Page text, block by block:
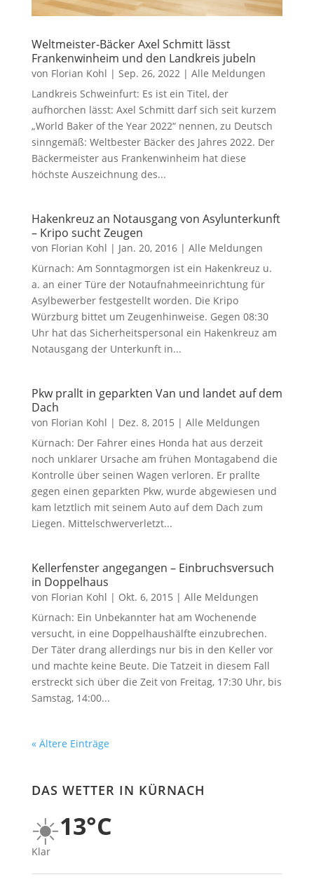
Weltmeister-Bäcker Axel Schmitt lässt
Frankenwinheim und den Landkreis jubeln
von Florian Kohl | Sep. 26, 2022 | Alle Meldungen
Landkreis Schweinfurt: Es ist ein Titel, der
aufhorchen lässt: Axel Schmitt darf sich seit kurzem
„World Baker of the Year 2022“ nennen, zu Deutsch
sinngemäß: Weltbester Bäcker des Jahres 2022. Der
Bäckermeister aus Frankenwinheim hat diese
höchste Auszeichnung des...
Hakenkreuz an Notausgang von Asylunterkunft
– Kripo sucht Zeugen
von Florian Kohl | Jan. 20, 2016| Alle Meldungen
Kürnach: Am Sonntagmorgen ist ein Hakenkreuz u.
a. an einer Türe der Notaufnahmeeinrichtung für
Asylbewerber festgestellt worden. Die Kripo
Würzburg bittet um Zeugenhinweise. Gegen 08:30
Uhr hat das Sicherheitspersonal ein Hakenkreuz am
Notausgang der Unterkunft in...
Pkw prallt in geparkten Van und landet auf dem
Dach
von Florian Kohl | Dez. 8, 2015 | Alle Meldungen
Kürnach: Der Fahrer eines Honda hat aus derzeit
noch unklarer Ursache am frühen Montagabend die
Kontrolle über seinen Wagen verloren. Er prallte
gegen einen geparkten Pkw, wurde abgewiesen und
kam letztlich mit seinem Auto auf dem Dach zum
Liegen. Mittelschwerverletzt...
Kellerfenster angegangen – Einbruchsversuch
in Doppelhaus
von Florian Kohl | Okt. 6, 2015 | Alle Meldungen
Kürnach: Ein Unbekannter hat am Wochenende
versucht, in eine Doppelhaushälfte einzubrechen.
Der Täter drang allerdings nur bis in den Keller vor
und machte keine Beute. Die Tatzeit in diesem Fall
erstreckt sich über die Zeit von Freitag, 17:30 Uhr, bis
Samstag, 14:00...
« Ältere Einträge
DAS WETTER IN KÜRNACH
☀️13°C
Klar